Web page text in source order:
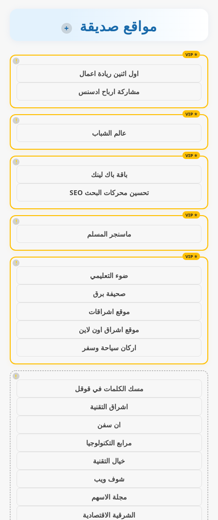
مواقع صديقة +
!
اول اثنين ريادة اعمال
مشاركة ارباح ادسنس
!
عالم الشباب
!
باقة باك لينك
تحسين محركات البحث SEO
!
ماسنجر المسلم
!
ضوء التعليمي
صحيفة برق
موقع اشراقات
موقع اشراق اون لاين
اركان سياحة وسفر
!
مسك الكلمات في قوقل
اشراق التقنية
ان سفن
مرابع التكنولوجيا
خيال التقنية
شوف ويب
مجلة الاسهم
الشرقية الاقتصادية